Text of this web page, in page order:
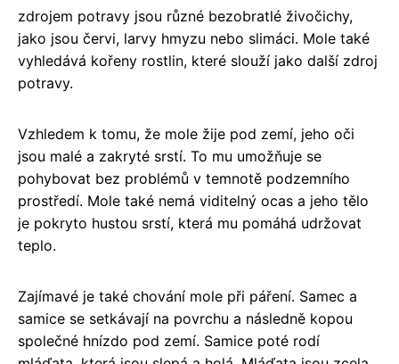
zdrojem potravy jsou různé bezobratlé živočichy,
jako jsou červi, larvy hmyzu nebo slimáci. Mole také
vyhledává kořeny rostlin, které slouží jako další zdroj
potravy.
Vzhledem k tomu, že mole žije pod zemí, jeho oči
jsou malé a zakryté srstí. To mu umožňuje se
pohybovat bez problémů v temnotě podzemního
prostředí. Mole také nemá viditelný ocas a jeho tělo
je pokryto hustou srstí, která mu pomáhá udržovat
teplo.
Zajímavé je také chování mole při páření. Samec a
samice se setkávají na povrchu a následně kopou
společné hnízdo pod zemí. Samice poté rodí